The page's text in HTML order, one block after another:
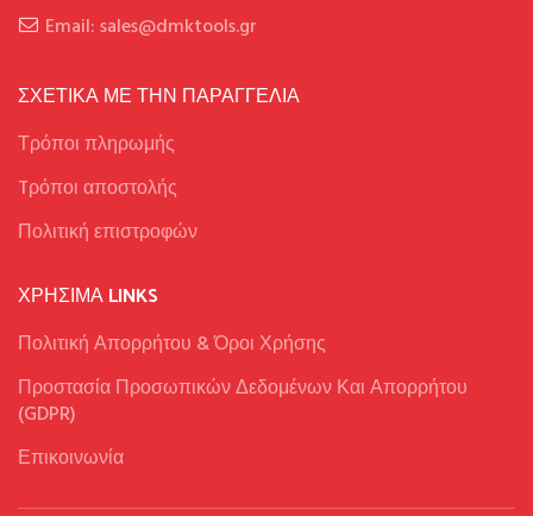
Email: sales@dmktools.gr
ΣΧΕΤΙΚΑ ΜΕ ΤΗΝ ΠΑΡΑΓΓΕΛΙΑ
Τρόποι πληρωμής
Tρόποι αποστολής
Πολιτική επιστροφών
ΧΡΉΣΙΜΑ LINKS
Πολιτική Απορρήτου & Όροι Χρήσης
Προστασία Προσωπικών Δεδομένων Και Απορρήτου
(GDPR)
Επικοινωνία